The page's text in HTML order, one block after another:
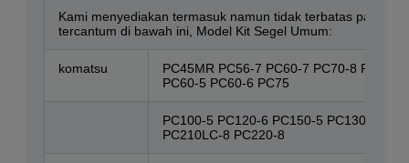
Kami menyediakan termasuk namun tidak terbatas pada
tercantum di bawah ini, Model Kit Segel Umum:
komatsu
PC45MR PC56-7 PC60-7 PC70-8 PC60-
PC60-5 PC60-6 PC75
PC100-5 PC120-6 PC150-5 PC130-7
PC210LC-8 PC220-8